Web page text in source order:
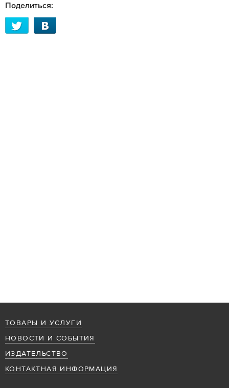
Поделиться:
ТОВАРЫ И УСЛУГИ
НОВОСТИ И СОБЫТИЯ
ИЗДАТЕЛЬСТВО
КОНТАКТНАЯ ИНФОРМАЦИЯ